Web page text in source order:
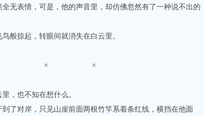
表情，可是，他的声音里，却仿佛忽然有了一种说不出的
掠起，转眼间就消失在白云里。
× ×
也不知在想什么。
对岸，只见山崖前面两根竹竿系着条红线，横挡在他面